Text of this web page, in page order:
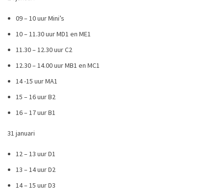
09 – 10 uur Mini’s
10 – 11.30 uur MD1 en ME1
11.30 – 12.30 uur C2
12.30 – 14.00 uur MB1 en MC1
14 -15 uur MA1
15 – 16 uur B2
16 – 17 uur B1
31 januari
12 – 13 uur D1
13 – 14 uur D2
14 – 15 uur D3